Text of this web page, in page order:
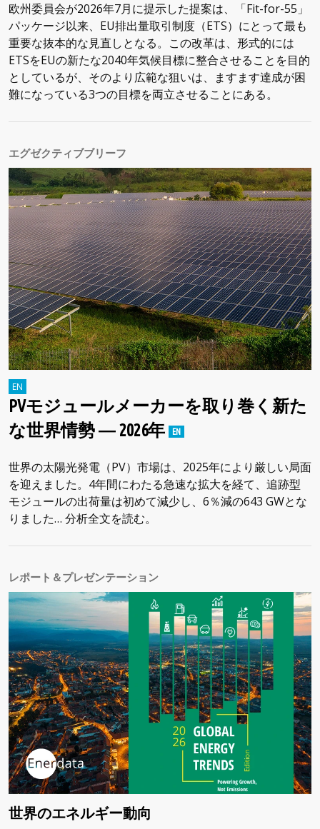
欧州委員会が2026年7月に提示した提案は、「Fit-for-55」
パッケージ以来、EU排出量取引制度（ETS）にとって最も
重要な抜本的な見直しとなる。この改革は、形式的には
ETSをEUの新たな2040年気候目標に整合させることを目的
としているが、そのより広範な狙いは、ますます達成が困
難になっている3つの目標を両立させることにある。
エグゼクティブブリーフ
PVモジュールメーカーを取り巻く新た
な世界情勢 ― 2026年
世界の太陽光発電（PV）市場は、2025年により厳しい局面
を迎えました。4年間にわたる急速な拡大を経て、追跡型
モジュールの出荷量は初めて減少し、6％減の643 GWとな
りました… 分析全文を読む。
レポート＆プレゼンテーション
世界のエネルギー動向